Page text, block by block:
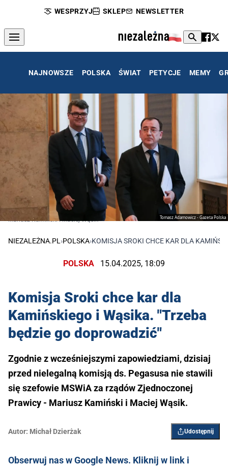
WESPRZYJ SKLEP NEWSLETTER
NAJNOWSZE POLSKA ŚWIAT PETYCJE MEMY
Tomasz Adamowicz - Gazeta Polska
Mariusz Kamiński i Maciej Wąsik
NIEZALEŻNA.PL ›POLSKA›KOMISJA SROKI CHCE KAR DLA
POLSKA 15.04.2025, 18:09
Komisja Sroki chce kar dla
Kamińskiego i Wąsika. "Trzeba
będzie go doprowadzić"
Zgodnie z wcześniejszymi zapowiedziami, dzisiaj
przed nielegalną komisją ds. Pegasusa nie stawili
się szefowie MSWiA za rządów Zjednoczonej
Prawicy - Mariusz Kamiński i Maciej Wąsik.
Autor: Michał Dzierżak Udostępnij
Obserwuj nas w Google News. Kliknij w link i